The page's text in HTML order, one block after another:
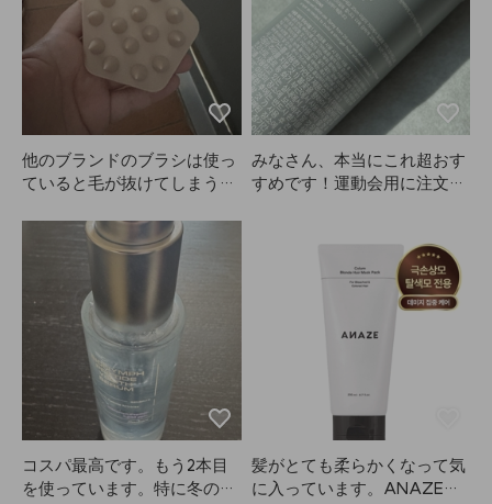
他のブランドのブラシは使っ
ていると毛が抜けてしまうこ
Eのこれは一体型なのでとて
も良いと思います。これから
も使い続けてみます！
みなさん、本当にこれ超おす
すめです！運動会用に注文し
ス中ずっと風が強かったの
に、フィクサーのおかげで髪
型がなんとか持ちこたえまし
タつきは避けられないです
レーするのがおすすめです！
遠くからスプレーするとほと
んど目立たず、すごく良かっ
たです。香りもとても良く
て、本当に大満足です。ソフ
コスパ最高です。もう2本目
を使っています。特に冬の乾
髪がとても柔らかくなって気
に入っています。ANAZEは